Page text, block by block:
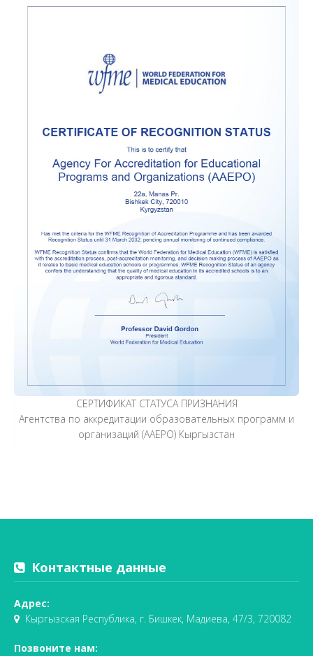
СЕРТИФИКАТ СТАТУСА ПРИЗНАНИЯ
Агентства по аккредитации образовательных программ и
организаций (AАEPO) Кыргызстан
Контактные данные
Адрес:
Кыргызская Республика, г. Бишкек, Мадиева, 47/3, 720082
Позвоните нам: